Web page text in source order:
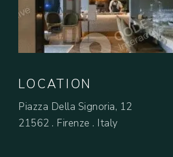
LOCATION
Piazza Della Signoria, 12
21562 . Firenze . Italy